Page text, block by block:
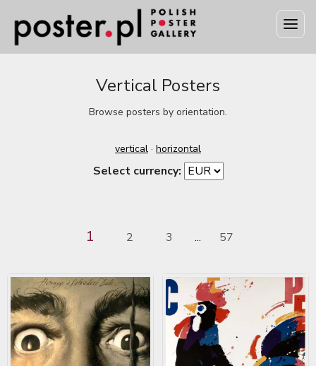
Vertical Posters
Browse posters by orientation.
vertical · horizontal
Select currency:
1 2 3 ... 57